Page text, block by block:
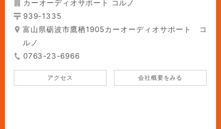
カーオーディオサポート コルノ
939-1335
富山県砺波市鷹栖1905カーオーディオサポート コ
ルノ
0763-23-6966
アクセス 会社概要をみる